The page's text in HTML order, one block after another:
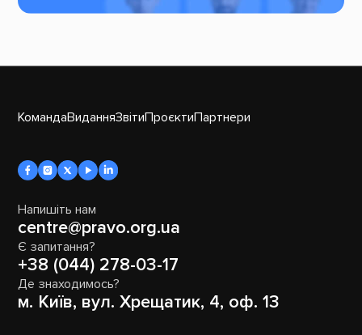
КомандаВиданняЗвітиПроєктиПартнери
Напишіть нам
centre@pravo.org.ua
Є запитання?
+38 (044) 278-03-17
Де знаходимось?
м. Київ, вул. Хрещатик, 4, оф. 13